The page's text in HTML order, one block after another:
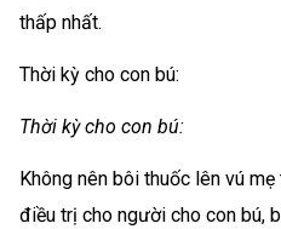
thấp nhất.
Thời kỳ cho con bú:
Thời kỳ cho con bú:
Không nên bôi thuốc lên vú
điều trị cho người cho con bú,